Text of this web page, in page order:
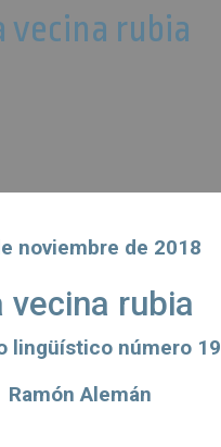
vecina rubia
noviembre de 2018
vecina rubia
lingüístico número 19
Ramón Alemán